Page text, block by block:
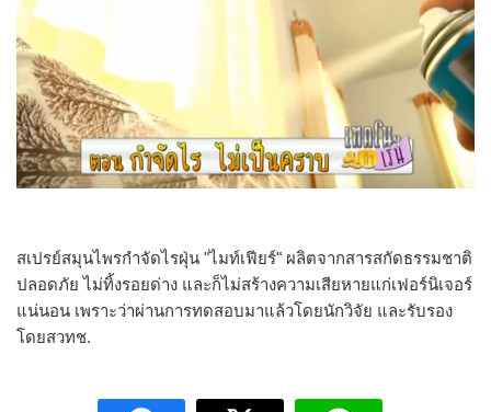
สเปรย์สมุนไพรกำจัดไรฝุ่น "ไมท์เฟียร์" ผลิตจากสารสกัดธรรมชาติ
ปลอดภัย ไม่ทิ้งรอยด่าง และก็ไม่สร้างความเสียหายแก่เฟอร์นิเจอร์
แน่นอน เพราะว่าผ่านการทดสอบมาแล้วโดยนักวิจัย และรับรอง
โดยสวทช.